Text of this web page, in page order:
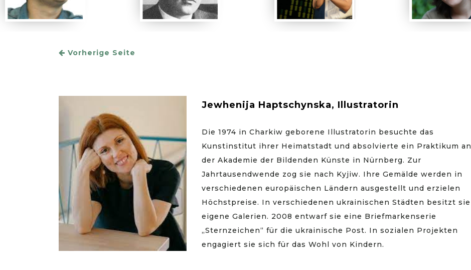
Vorherige Seite
Jewhenija Haptschynska, Illustratorin
Die 1974 in Charkiw geborene Illustratorin besuchte das
Kunstinstitut ihrer Heimatstadt und absolvierte ein Praktikum an
der Akademie der Bildenden Künste in Nürnberg. Zur
Jahrtausendwende zog sie nach Kyjiw. Ihre Gemälde werden in
verschiedenen europäischen Ländern ausgestellt und erzielen
Höchstpreise. In verschiedenen ukrainischen Städten besitzt sie
eigene Galerien. 2008 entwarf sie eine Briefmarkenserie
„Sternzeichen“ für die ukrainische Post. In sozialen Projekten
engagiert sie sich für das Wohl von Kindern.